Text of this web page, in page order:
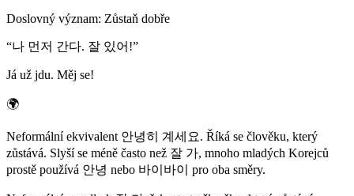
Doslovný význam: Zůstaň dobře
“나 먼저 간다. 잘 있어!”
Já už jdu. Měj se!
🌍
Neformální ekvivalent 안녕히 계세요. Říká se člověku, který
zůstává. Slyší se méně často než 잘 가, mnoho mladých Korejců
prostě používá 안녕 nebo 바이바이 pro oba směry.